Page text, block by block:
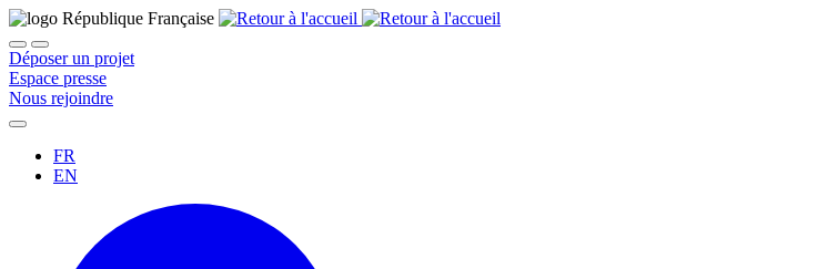
Déposer un projet
Espace presse
Nous rejoindre
FR
EN